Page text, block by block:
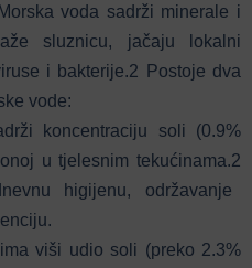
voda sadrži minerale i
sluznicu, jačaju lokalni
i bakterije.2 Postoje dva
vode:
koncentraciju soli (0.9%
u tjelesnim tekućinama.2
higijenu, održavanje
ima viši udio soli (preko 2.3%